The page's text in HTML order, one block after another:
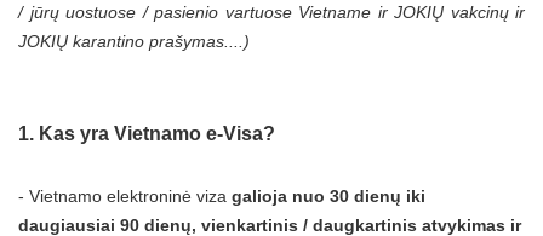
/ jūrų uostuose / pasienio vartuose Vietname ir JOKIŲ vakcinų ir
JOKIŲ karantino prašymas....)
1. Kas yra Vietnamo e-Visa?
- Vietnamo elektroninė viza galioja nuo 30 dienų iki
daugiausiai 90 dienų, vienkartinis / daugkartinis atvykimas ir